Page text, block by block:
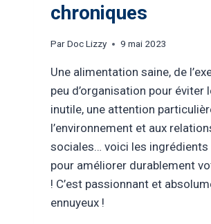
chroniques
Par Doc Lizzy 9 mai 2023
Une alimentation saine, de
peu d’organisation pour éviter
inutile, une attention
l’environnement et aux
sociales… voici les ingrédients
pour améliorer durablement
! C’est passionnant et
ennuyeux !